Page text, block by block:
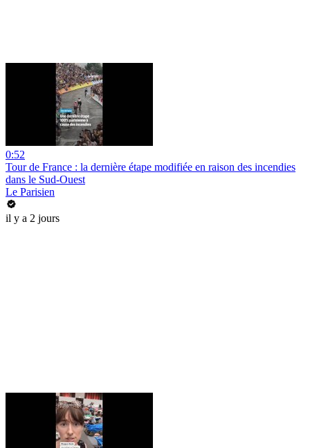
0:52
Tour de France : la dernière étape modifiée en raison des incendies
dans le Sud-Ouest
Le Parisien
il y a 2 jours